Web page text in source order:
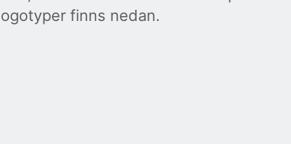
finns nedan.